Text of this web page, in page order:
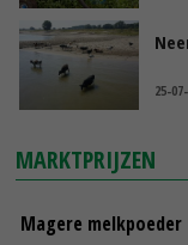
25-
MARKTPRIJZEN
Magere melkpoeder